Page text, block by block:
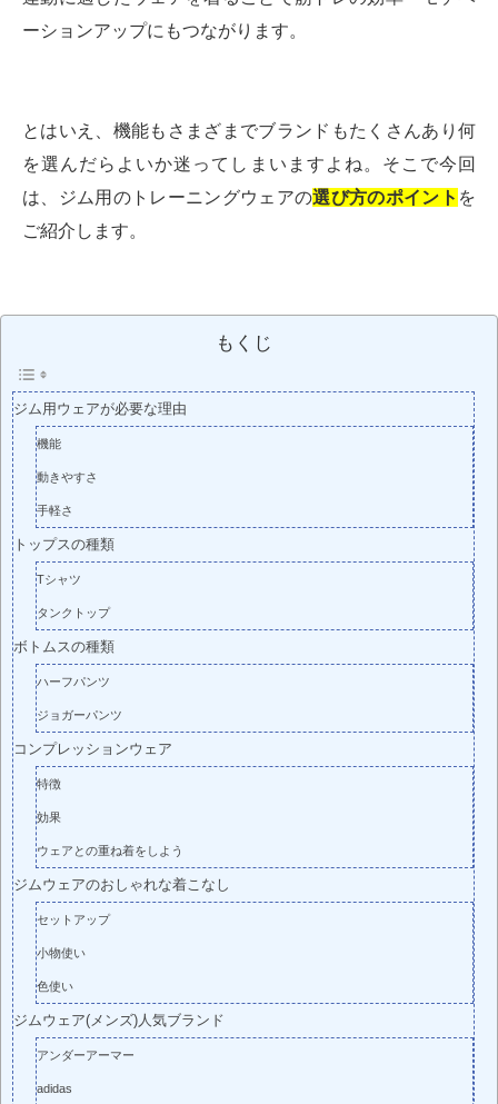
ーションアップにもつながります。
とはいえ、機能もさまざまでブランドもたくさんあり何
を選んだらよいか迷ってしまいますよね。そこで今回
は、ジム用のトレーニングウェアの選び方のポイント を
ご紹介します。
もくじ
ジム用ウェアが必要な理由
機能
動きやすさ
手軽さ
トップスの種類
Tシャツ
タンクトップ
ボトムスの種類
ハーフパンツ
ジョガーパンツ
コンプレッションウェア
特徴
効果
ウェアとの重ね着をしよう
ジムウェアのおしゃれな着こなし
セットアップ
小物使い
色使い
ジムウェア(メンズ)人気ブランド
アンダーアーマー
adidas